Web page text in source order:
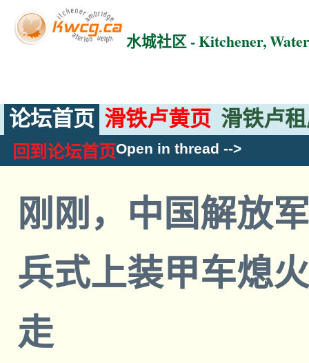
水城社区 - Kitchener,
论坛首页 滑铁卢黄页 滑铁卢
回到论坛首页Open in thread -->
刚刚，中国解放
兵式上装甲车熄
走